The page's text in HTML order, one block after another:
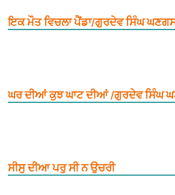
ਇਕ ਮੌਤ ਵਿਚਲਾ ਪੈਂਡਾ/ਗੁਰਦੇਵ ਸਿੰਘ
ਘਰ ਦੀਆਂ ਕੁਝ ਘਾਟ ਦੀਆਂ /ਗੁਰਦੇਵ ਸਿੰਘ
ਸੀਸੁ ਦੀਆ ਪਰੁ ਸੀ ਨ ਉਚਰੀ